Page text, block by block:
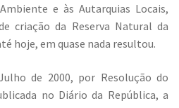
e às Autarquias Locais,
criação da Reserva Natural da
hoje, em quase nada resultou.
de 2000, por Resolução do
no Diário da República, a